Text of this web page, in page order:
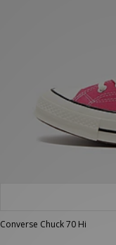
Converse Chuck 70 Hi